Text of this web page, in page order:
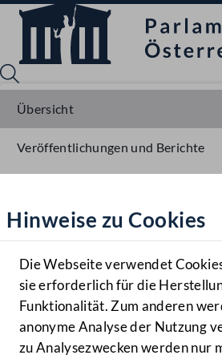
Hilfe
Benutzer
Navigationsmenü öffnen
MENÜ
Hinweise zu Cookies
Die Webseite verwendet
sie erforderlich für die
Funktionalität. Zum anderen
anonyme Analyse der Nutzung
zu Analysezwecken werden nur
Übersicht
Veröffentlichungen und Berichte
Parlamentarisches Verfahren
Beschlüsse